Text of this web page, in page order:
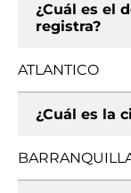
¿Cuál es el
registra?
ATLANTICO
¿Cuál es la